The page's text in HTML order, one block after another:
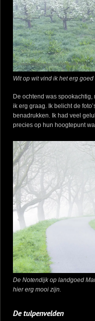
Wit op wit vind ik het erg goed
De ochtend was spookachtig,
ik erg graag. Ik belicht de
benadrukken. Ik had veel
precies op hun hoogtepunt
De Notendijk op landgoed
hier erg mooi zijn.
De tulpenvelden